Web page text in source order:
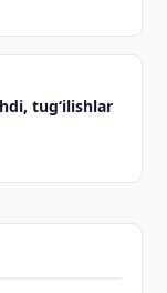
tug‘ilishlar